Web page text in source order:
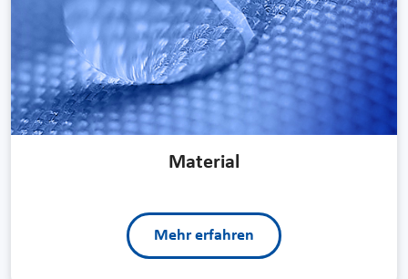
Material
Mehr erfahren